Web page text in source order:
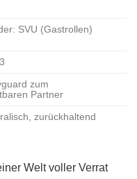
SVU (Gastrollen)
zum
Partner
zurückhaltend
Welt voller Verrat